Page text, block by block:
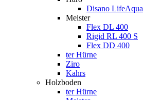
Disano LifeAqua
Meister
Flex DL 400
Rigid RL 400 S
Flex DD 400
ter Hürne
Ziro
Kahrs
Holzboden
ter Hürne